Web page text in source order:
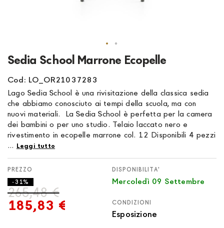
Sedia School Marrone Ecopelle
Cod: LO_OR21037283
Lago Sedia School è una rivisitazione della classica sedia
che abbiamo conosciuto ai tempi della scuola, ma con
nuovi materiali. La Sedia School è perfetta per la camera
dei bambini o per uno studio. Telaio laccato nero e
rivestimento in ecopelle marrone col. 12 Disponibili 4 pezzi
... Leggi tutto
185,83 €
265,48 €
- 31%
DISPONIBILITA'
Mercoledì 09 Settembre
CONDIZIONI
Esposizione
Vai
all'inizio
della
galleria
di
immagini